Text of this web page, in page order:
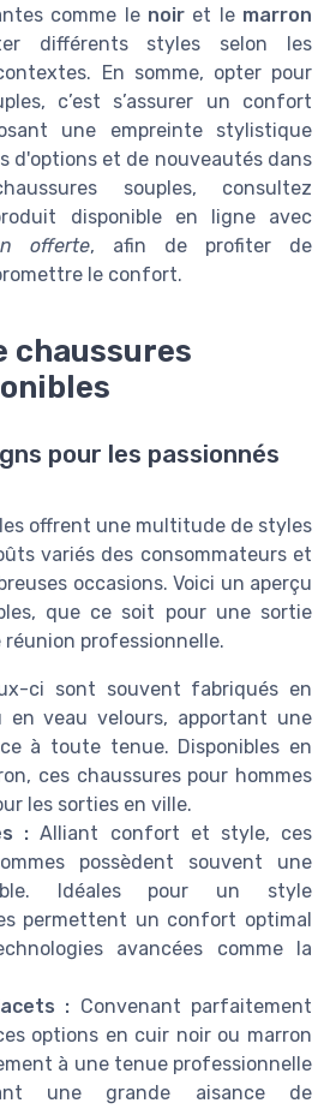
comme le noiret le marron
différents styles selon les
En somme, opter pour
c’est s’assurer un confort
une empreinte stylistique
d'options et de nouveautés dans
souples, consultez
disponible en ligne avec
offerte, afin de profiter de
le confort.
chaussures
pour les passionnés
offrent une multitude de styles
variés des consommateurs et
occasions. Voici un aperçu
que ce soit pour une sortie
professionnelle.
ci sont souvent fabriqués en
veau velours, apportant une
à toute tenue. Disponibles en
ces chaussures pour hommes
les sorties en ville.
: Alliant confort et style, ces
possèdent souvent une
Idéales pour un style
permettent un confort optimal
avancées comme la
: Convenant parfaitement
options en cuir noir ou marron
à une tenue professionnelle
une grande aisance de